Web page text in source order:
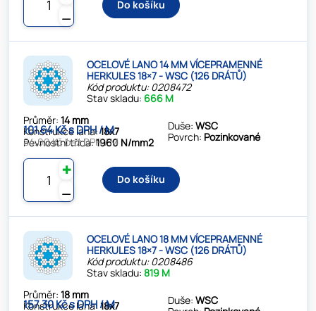
⚊
Do košíku
OCELOVÉ LANO 14 MM VÍCEPRAMENNÉ
HERKULES 18×7 - WSC (126 DRÁTŮ)
Kód produktu: 0208472
Stav skladu: 666 M
Průměr:14 mm
Konstrukce lana:18x7
Pevnostní třída:1960 N/mm2
Duše:WSC
Povrch: Pozinkované
101.64 Kč s DPH / M
84.00 Kč bez DPH / M
⚊
✚
Do košíku
OCELOVÉ LANO 18 MM VÍCEPRAMENNÉ
HERKULES 18×7 - WSC (126 DRÁTŮ)
Kód produktu: 0208486
Stav skladu:819 M
Průměr:18 mm
Konstrukce lana:18x7
Duše:WSC
157.30 Kč s DPH / M